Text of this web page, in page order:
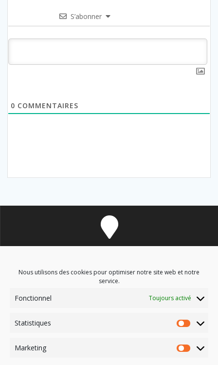
Nous utilisons des cookies pour optimiser notre site web et notre
service.
Fonctionnel Toujours activé
Statistiques
Marketing
S’abonner
0 COMMENTAIRES